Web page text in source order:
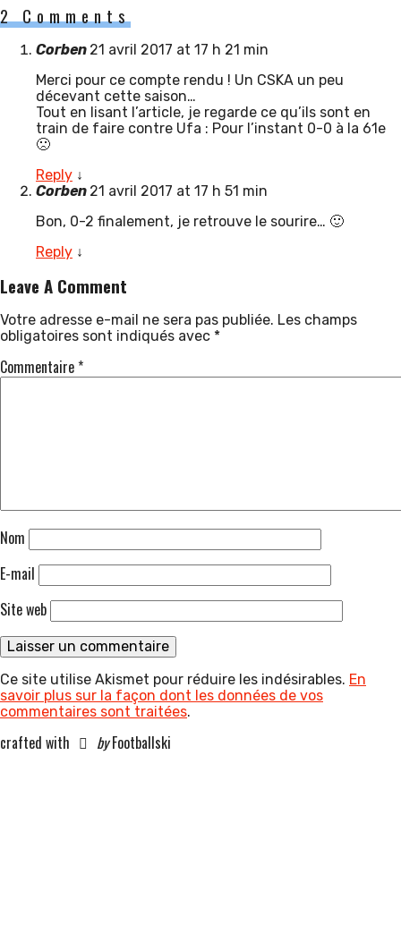
2 Comments
Corben 21 avril 2017 at 17 h 21 min
Merci pour ce compte rendu ! Un CSKA un peu
décevant cette saison…
Tout en lisant l’article, je regarde ce qu’ils sont en
train de faire contre Ufa : Pour l’instant 0-0 à la 61e
🙁
Reply ↓
Corben 21 avril 2017 at 17 h 51 min
Bon, 0-2 finalement, je retrouve le sourire… 🙂
Reply ↓
Leave A Comment
Votre adresse e-mail ne sera pas publiée. Les champs
obligatoires sont indiqués avec *
Commentaire*
Nom
E-mail
Site web
Ce site utilise Akismet pour réduire les indésirables. En
savoir plus sur la façon dont les données de vos
commentaires sont traitées.
crafted with byFootballski